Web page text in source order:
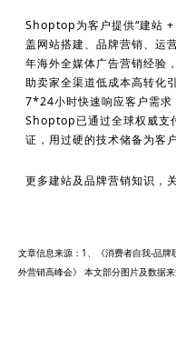
Shoptop为客户提供“建站 +
盖网站搭建、品牌营销、运
年海外全媒体广告营销经验
助卖家全渠道低成本高转化
7*24小时快速响应客户需求
Shoptop已通过全球权威支
证，用过硬的技术储备为客
更多建站及品牌营销知识，
文章信息来源：1、《消费者自我-品
外营销高峰会》 本文部分图片及数据